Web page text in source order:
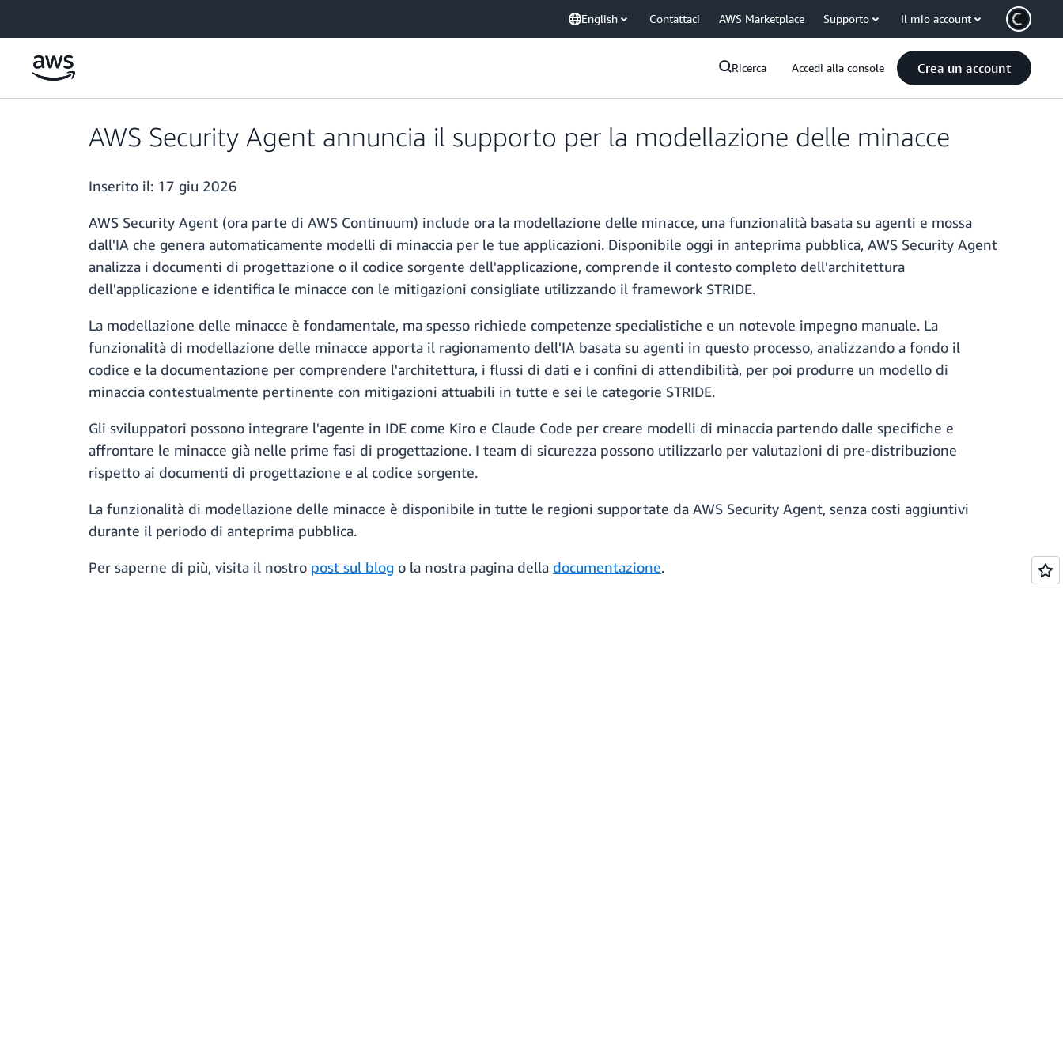
English Contattaci AWS Marketplace Supporto Il mio account
Ricerca Accedi alla console Crea un account
AWS Security Agent annuncia il supporto per la modellazione delle minacce
Inserito il: 17 giu 2026
AWS Security Agent (ora parte di AWS Continuum) include ora la modellazione delle minacce, una funzionalità basata su agenti e mossa
dall'IA che genera automaticamente modelli di minaccia per le tue applicazioni. Disponibile oggi in anteprima pubblica, AWS Security Agent
analizza i documenti di progettazione o il codice sorgente dell'applicazione, comprende il contesto completo dell'architettura
dell'applicazione e identifica le minacce con le mitigazioni consigliate utilizzando il framework STRIDE.
La modellazione delle minacce è fondamentale, ma spesso richiede competenze specialistiche e un notevole impegno manuale. La
funzionalità di modellazione delle minacce apporta il ragionamento dell'IA basata su agenti in questo processo, analizzando a fondo il
codice e la documentazione per comprendere l'architettura, i flussi di dati e i confini di attendibilità, per poi produrre un modello di
minaccia contestualmente pertinente con mitigazioni attuabili in tutte e sei le categorie STRIDE.
Gli sviluppatori possono integrare l'agente in IDE come Kiro e Claude Code per creare modelli di minaccia partendo dalle specifiche e
affrontare le minacce già nelle prime fasi di progettazione. I team di sicurezza possono utilizzarlo per valutazioni di pre-distribuzione
rispetto ai documenti di progettazione e al codice sorgente.
La funzionalità di modellazione delle minacce è disponibile in tutte le regioni supportate da AWS Security Agent, senza costi aggiuntivi
durante il periodo di anteprima pubblica.
Per saperne di più, visita il nostro post sul blog o la nostra pagina della documentazione.